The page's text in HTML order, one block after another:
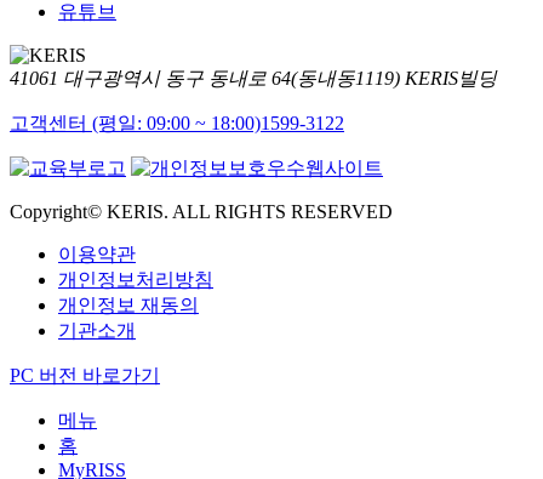
유튜브
41061 대구광역시 동구 동내로 64(동내동1119) KERIS빌딩
고객센터 (평일: 09:00 ~ 18:00)1599-3122
Copyright© KERIS. ALL RIGHTS RESERVED
이용약관
개인정보처리방침
개인정보 재동의
기관소개
PC 버전 바로가기
메뉴
홈
MyRISS